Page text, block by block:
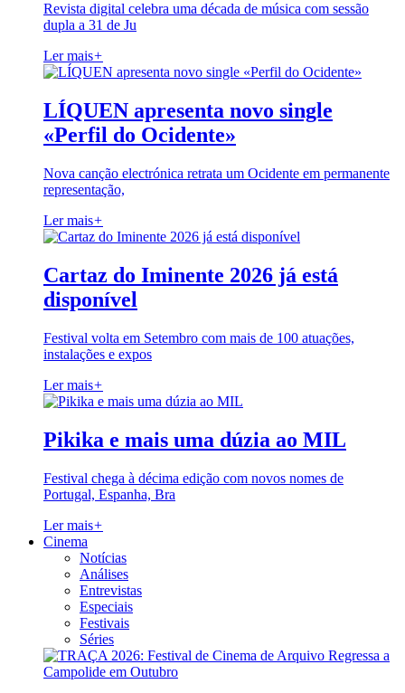
Revista digital celebra uma década de música com sessão
dupla a 31 de Ju
Ler mais+
LÍQUEN apresenta novo single
«Perfil do Ocidente»
Nova canção electrónica retrata um Ocidente em permanente
representação,
Ler mais+
Cartaz do Iminente 2026 já está
disponível
Festival volta em Setembro com mais de 100 atuações,
instalações e expos
Ler mais+
Pikika e mais uma dúzia ao MIL
Festival chega à décima edição com novos nomes de
Portugal, Espanha, Bra
Ler mais+
Cinema
Notícias
Análises
Entrevistas
Especiais
Festivais
Séries